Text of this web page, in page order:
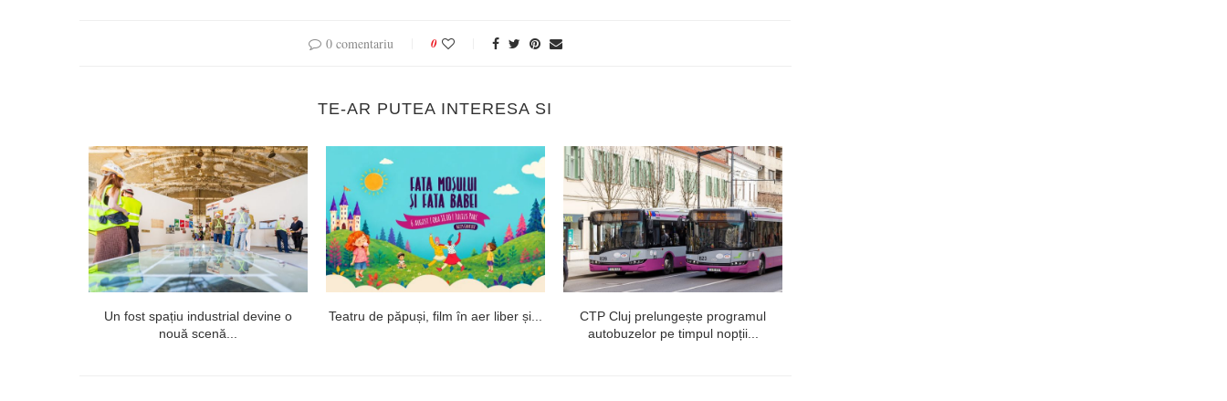
0 comentariu 0
TE-AR PUTEA INTERESA SI
Un fost spațiu industrial devine o
nouă scenă...
Teatru de păpuși, film în aer liber și...
CTP Cluj prelungește programul
autobuzelor pe timpul nopții...